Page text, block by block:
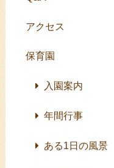
アクセス
保育園
入園案内
年間行事
ある1日の風景